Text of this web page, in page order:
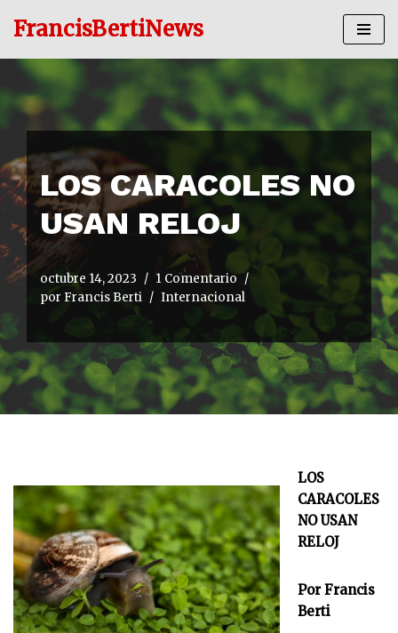
al
contenido
FrancisBertiNews
LOS CARACOLES NO
USAN RELOJ
octubre 14, 2023
1 Comentario
por Francis Berti Internacional
LOS
CARACOLES
NO USAN
RELOJ
Por Francis
Berti